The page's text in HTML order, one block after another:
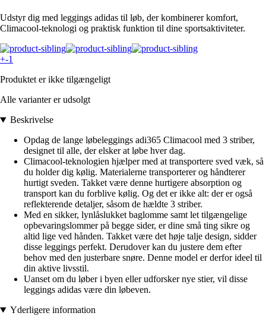
Udstyr dig med leggings adidas til løb, der kombinerer komfort,
Climacool-teknologi og praktisk funktion til dine sportsaktiviteter.
+-1
Produktet er ikke tilgængeligt
Alle varianter er udsolgt
Beskrivelse
Opdag de lange løbeleggings adi365 Climacool med 3 striber,
designet til alle, der elsker at løbe hver dag.
Climacool-teknologien hjælper med at transportere sved væk, så
du holder dig kølig. Materialerne transporterer og håndterer
hurtigt sveden. Takket være denne hurtigere absorption og
transport kan du forblive kølig. Og det er ikke alt: der er også
reflekterende detaljer, såsom de hældte 3 striber.
Med en sikker, lynlåslukket baglomme samt let tilgængelige
opbevaringslommer på begge sider, er dine små ting sikre og
altid lige ved hånden. Takket være det høje talje design, sidder
disse leggings perfekt. Derudover kan du justere dem efter
behov med den justerbare snøre. Denne model er derfor ideel til
din aktive livsstil.
Uanset om du løber i byen eller udforsker nye stier, vil disse
leggings adidas være din løbeven.
Yderligere information